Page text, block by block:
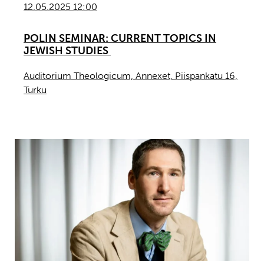
12.05.2025 12:00
POLIN SEMINAR: CURRENT TOPICS IN
JEWISH STUDIES
Auditorium Theologicum, Annexet, Piispankatu 16,
Turku